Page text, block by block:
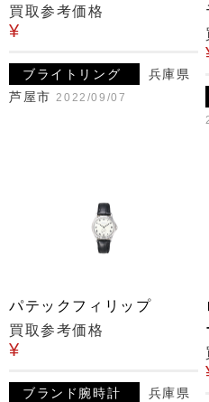
買取参考価格
¥
ブライトリング
兵庫県
芦屋市 2022/09/07
パテックフィリップ
買取参考価格
¥
ブランド腕時計
兵庫県